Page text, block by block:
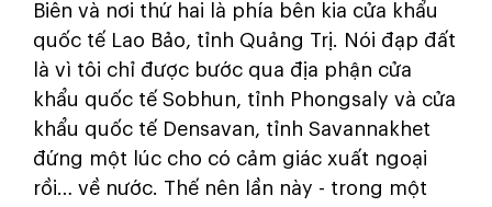
Biên và nơi thứ hai là phía bên kia cửa khẩu
quốc tế Lao Bảo, tỉnh Quảng Trị. Nói đạp đất
là vì tôi chỉ được bước qua địa phận cửa
khẩu quốc tế Sobhun, tỉnh Phongsaly và cửa
khẩu quốc tế Densavan, tỉnh Savannakhet
đứng một lúc cho có cảm giác xuất ngoại
rồi… về nước. Thế nên lần này - trong một